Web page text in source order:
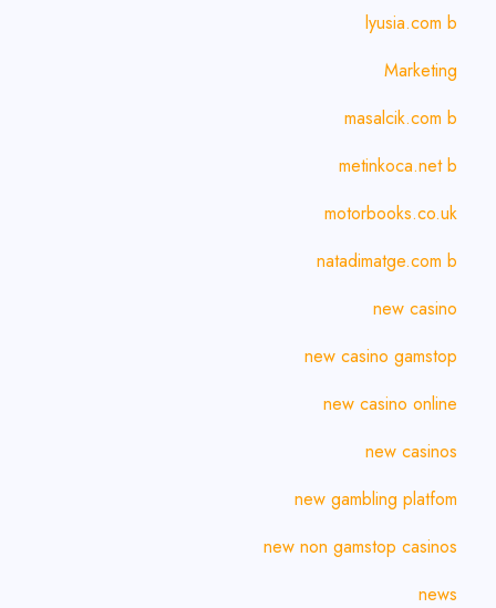
lyusia.com b
Marketing
masalcik.com b
metinkoca.net b
motorbooks.co.uk
natadimatge.com b
new casino
new casino gamstop
new casino online
new casinos
new gambling platfom
new non gamstop casinos
news